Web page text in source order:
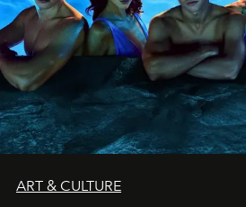
ART & CULTURE